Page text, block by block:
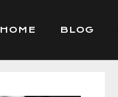
HOME BLOG